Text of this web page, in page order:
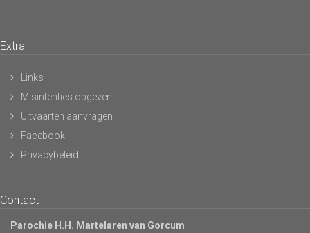
Extra
Links
Misintenties opgeven
Uitvaarten aanvragen
Facebook
Privacybeleid
Contact
Parochie H.H. Martelaren van Gorcum